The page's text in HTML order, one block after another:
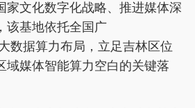
家文化数字化战略、推进媒体深
该基地依托全国广
数据算力布局，立足吉林区位
域媒体智能算力空白的关键落